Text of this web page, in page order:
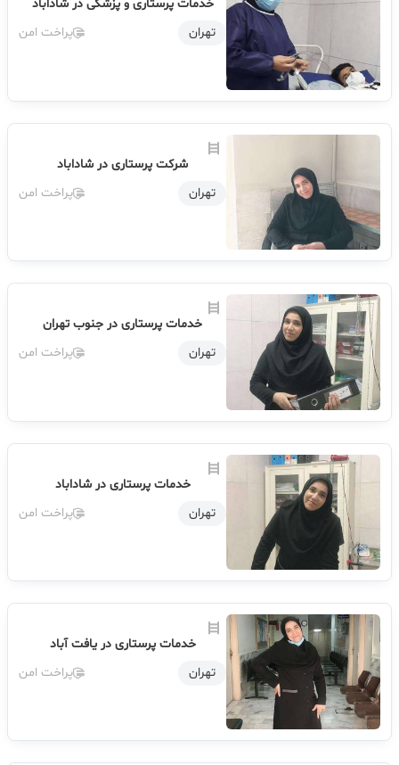
خدمات پرستاری و پزشکی در شاداباد
تهران
پراخت امن
شرکت پرستاری در شاداباد
تهران
پراخت امن
خدمات پرستاری در جنوب تهران
تهران
پراخت امن
خدمات پرستاری در شاداباد
تهران
پراخت امن
خدمات پرستاری در یافت آباد
تهران
پراخت امن